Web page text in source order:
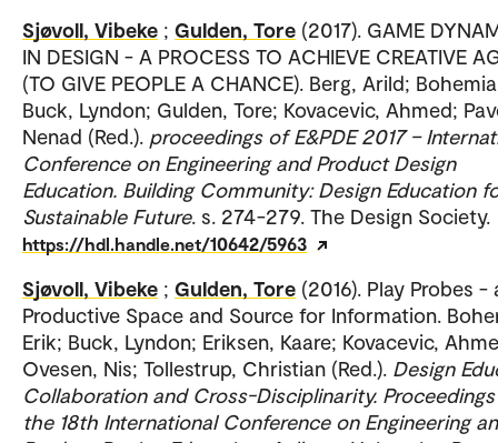
Sjøvoll, Vibeke ; Gulden, Tore (2017). GAME
IN DESIGN - A PROCESS TO ACHIEVE CREATIVE
(TO GIVE PEOPLE A CHANCE). Berg, Arild;
Buck, Lyndon; Gulden, Tore; Kovacevic, Ahmed;
Nenad (Red.). proceedings of E&PDE 2017 –
Conference on Engineering and Product Design
Education. Building Community: Design Education
Sustainable Future. s. 274-279. The Design Society.
https://hdl.handle.net/10642/5963
Sjøvoll, Vibeke ; Gulden, Tore (2016). Play Probes -
Productive Space and Source for Information.
Erik; Buck, Lyndon; Eriksen, Kaare; Kovacevic,
Ovesen, Nis; Tollestrup, Christian (Red.). Design
Collaboration and Cross-Disciplinarity.
the 18th International Conference on Engineering